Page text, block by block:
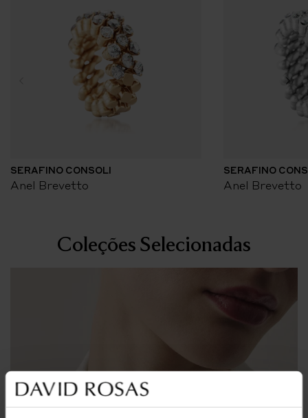
SERAFINO CONSOLI
Anel Brevetto
SERAFINO
Anel Brevetto
Coleções Selecionadas